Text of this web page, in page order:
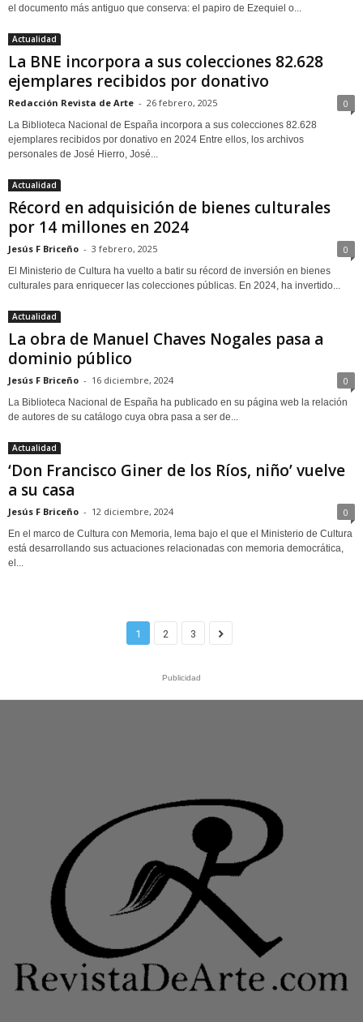
el documento más antiguo que conserva: el papiro de Ezequiel o...
Actualidad
La BNE incorpora a sus colecciones 82.628
ejemplares recibidos por donativo
Redacción Revista de Arte - 26 febrero, 2025 0
La Biblioteca Nacional de España incorpora a sus colecciones 82.628
ejemplares recibidos por donativo en 2024 Entre ellos, los archivos
personales de José Hierro, José...
Actualidad
Récord en adquisición de bienes culturales
por 14 millones en 2024
Jesús F Briceño - 3 febrero, 2025 0
El Ministerio de Cultura ha vuelto a batir su récord de inversión en bienes
culturales para enriquecer las colecciones públicas. En 2024, ha invertido...
Actualidad
La obra de Manuel Chaves Nogales pasa a
dominio público
Jesús F Briceño - 16 diciembre, 2024 0
La Biblioteca Nacional de España ha publicado en su página web la relación
de autores de su catálogo cuya obra pasa a ser de...
Actualidad
‘Don Francisco Giner de los Ríos, niño’ vuelve
a su casa
Jesús F Briceño - 12 diciembre, 2024 0
En el marco de Cultura con Memoria, lema bajo el que el Ministerio de Cultura
está desarrollando sus actuaciones relacionadas con memoria democrática,
el...
1 2 3
Publicidad